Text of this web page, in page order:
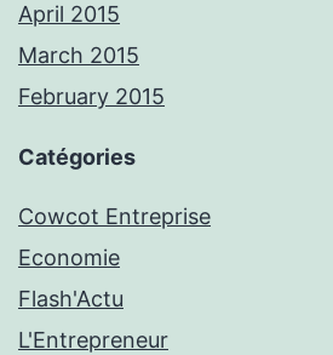
April 2015
March 2015
February 2015
Catégories
Cowcot Entreprise
Economie
Flash'Actu
L'Entrepreneur